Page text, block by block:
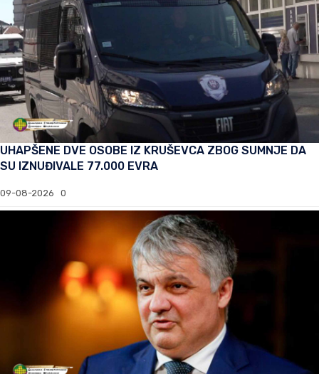
UHAPŠENE DVE OSOBE IZ KRUŠEVCA ZBOG SUMNJE DA
SU IZNUĐIVALE 77.000 EVRA
09-08-2026 0